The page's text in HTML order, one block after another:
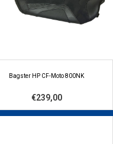
Bagster HP CF-Moto 800NK
€239,00